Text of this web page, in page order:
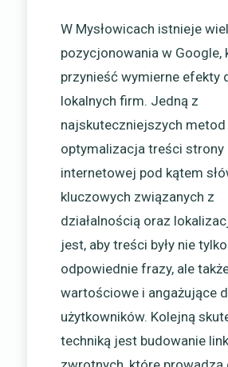
W Mysłowicach istnieje
pozycjonowania w Google,
przynieść wymierne efekty
lokalnych firm. Jedną z
najskuteczniejszych
optymalizacja treści strony
internetowej pod kątem
kluczowych związanych z
działalnością oraz
jest, aby treści były nie
odpowiednie frazy, ale
wartościowe i angażujące
użytkowników. Kolejną
techniką jest budowanie